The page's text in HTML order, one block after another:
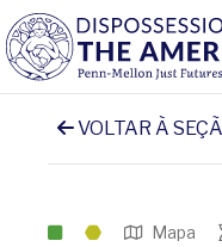
VOLTAR À
Mapa